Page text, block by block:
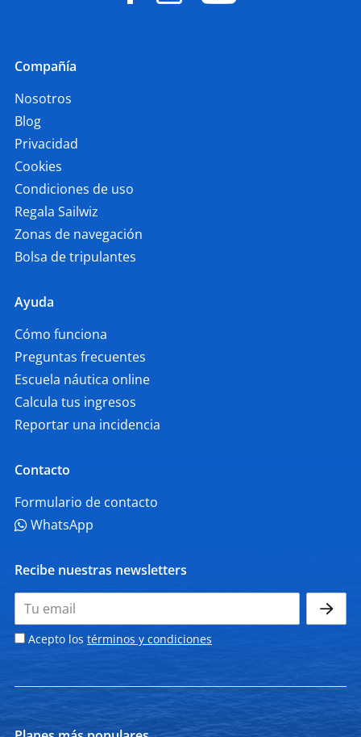
Compañía
Nosotros
Blog
Privacidad
Cookies
Condiciones de uso
Regala Sailwiz
Zonas de navegación
Bolsa de tripulantes
Ayuda
Cómo funciona
Preguntas frecuentes
Escuela náutica online
Calcula tus ingresos
Reportar una incidencia
Contacto
Formulario de contacto
WhatsApp
Recibe nuestras newsletters
Acepto los términos y condiciones